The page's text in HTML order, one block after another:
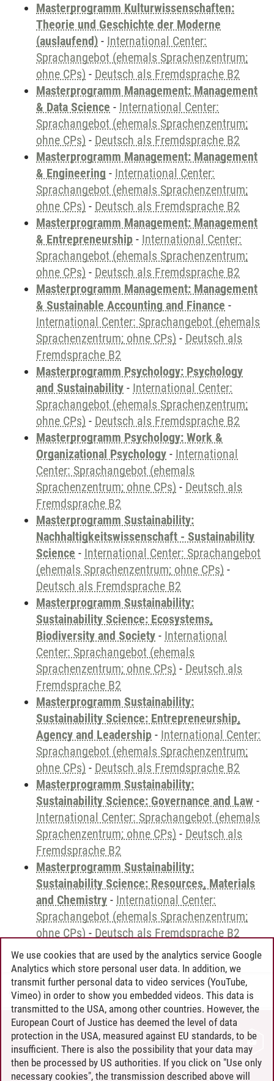
Masterprogramm Kulturwissenschaften:
Theorie und Geschichte der Moderne
(auslaufend) - International Center:
Sprachangebot (ehemals Sprachenzentrum;
ohne CPs) - Deutsch als Fremdsprache B2
Masterprogramm Management: Management
& Data Science - International Center:
Sprachangebot (ehemals Sprachenzentrum;
ohne CPs) - Deutsch als Fremdsprache B2
Masterprogramm Management: Management
& Engineering - International Center:
Sprachangebot (ehemals Sprachenzentrum;
ohne CPs) - Deutsch als Fremdsprache B2
Masterprogramm Management: Management
& Entrepreneurship - International Center:
Sprachangebot (ehemals Sprachenzentrum;
ohne CPs) - Deutsch als Fremdsprache B2
Masterprogramm Management: Management
& Sustainable Accounting and Finance -
International Center: Sprachangebot (ehemals
Sprachenzentrum; ohne CPs) - Deutsch als
Fremdsprache B2
Masterprogramm Psychology: Psychology
and Sustainability - International Center:
Sprachangebot (ehemals Sprachenzentrum;
ohne CPs) - Deutsch als Fremdsprache B2
Masterprogramm Psychology: Work &
Organizational Psychology - International
Center: Sprachangebot (ehemals
Sprachenzentrum; ohne CPs) - Deutsch als
Fremdsprache B2
Masterprogramm Sustainability:
Nachhaltigkeitswissenschaft - Sustainability
Science - International Center: Sprachangebot
(ehemals Sprachenzentrum; ohne CPs) -
Deutsch als Fremdsprache B2
Masterprogramm Sustainability:
Sustainability Science: Ecosystems,
Biodiversity and Society - International
Center: Sprachangebot (ehemals
Sprachenzentrum; ohne CPs) - Deutsch als
Fremdsprache B2
Masterprogramm Sustainability:
Sustainability Science: Entrepreneurship,
Agency and Leadership - International Center:
Sprachangebot (ehemals Sprachenzentrum;
ohne CPs) - Deutsch als Fremdsprache B2
Masterprogramm Sustainability:
Sustainability Science: Governance and Law -
International Center: Sprachangebot (ehemals
Sprachenzentrum; ohne CPs) - Deutsch als
Fremdsprache B2
Masterprogramm Sustainability:
Sustainability Science: Resources, Materials
and Chemistry - International Center:
Sprachangebot (ehemals Sprachenzentrum;
ohne CPs) - Deutsch als Fremdsprache B2
Andreea Tribel 30.06.2024
CONTACT
LEUPHANA AS EMPLOYER
INTRANET
We use cookies that are used by the analytics service Google
Analytics which store personal user data. In addition, we
transmit further personal data to video services (YouTube,
Vimeo) in order to show you embedded videos. This data is
transmitted to the USA, among other countries. However, the
European Court of Justice has deemed the level of data
protection in the USA, measured against EU standards, to be
insufficient. There is also the possibility that your data may
then be processed by US authorities. If you click on "Use only
necessary cookies", the transmission described above will